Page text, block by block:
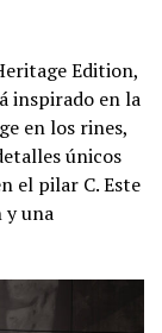
Edition,
inspirado en la
en los rines,
únicos
el pilar C. Este
y una